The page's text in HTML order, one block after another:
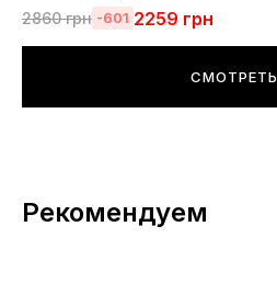
2860грн -601 2259 грн
СМОТРЕТЬ
Рекомендуем